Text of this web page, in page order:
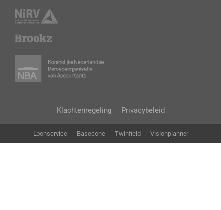
Klachtenregeling Privacybeleid
Loonservice Basecone Twinfield Visionplanner